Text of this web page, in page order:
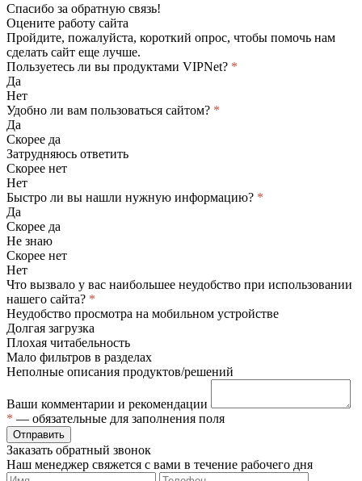
Спасибо за обратную связь!
Оцените работу сайта
Пройдите, пожалуйста, короткий опрос, чтобы помочь нам
сделать сайт еще лучше.
Пользуетесь ли вы продуктами VIPNet? *
Да
Нет
Удобно ли вам пользоваться сайтом? *
Да
Скорее да
Затрудняюсь ответить
Скорее нет
Нет
Быстро ли вы нашли нужную информацию? *
Да
Скорее да
Не знаю
Скорее нет
Нет
Что вызвало у вас наибольшее неудобство при использовании
нашего сайта? *
Неудобство просмотра на мобильном устройстве
Долгая загрузка
Плохая читабельность
Мало фильтров в разделах
Неполные описания продуктов/решений
Ваши комментарии и рекомендации
* — обязательные для заполнения поля
Отправить
Заказать обратный звонок
Наш менеджер свяжется с вами в течение рабочего дня